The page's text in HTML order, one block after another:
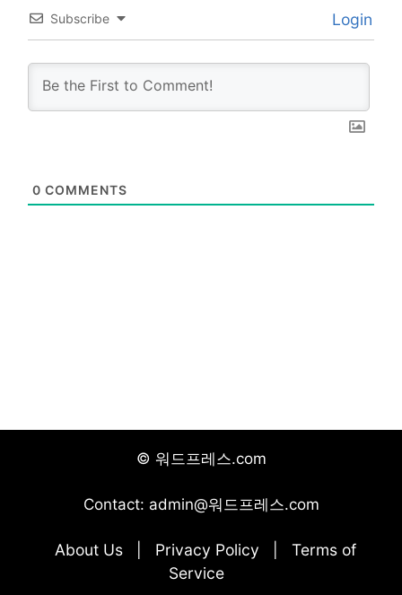
Subscribe Login
0 COMMENTS
© 워드프레스.com
Contact: admin@워드프레스.com
About Us Privacy Policy
Terms of
Service